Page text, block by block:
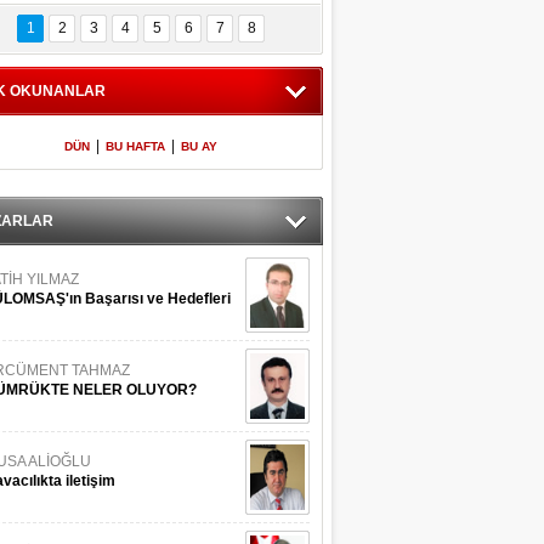
İstanbul
Adaları
600 milletvekilinin
listesi
1 2 3 4 5 6 7 8
OKUNANLAR
DÜN BU HAFTA BU AY
YILMAZ
Başarısı ve Hedefleri
TAHMAZ
NELER OLUYOR?
ALİOĞLU
iletişim